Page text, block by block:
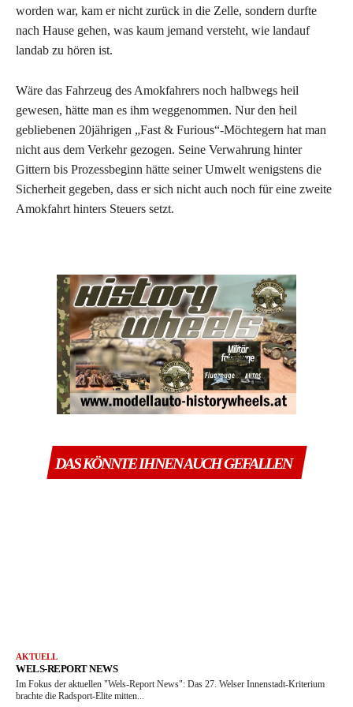
worden war, kam er nicht zurück in die Zelle, sondern durfte
nach Hause gehen, was kaum jemand versteht, wie landauf
landab zu hören ist.
Wäre das Fahrzeug des Amokfahrers noch halbwegs heil
gewesen, hätte man es ihm weggenommen. Nur den heil
gebliebenen 20jährigen „Fast & Furious“-Möchtegern hat man
nicht aus dem Verkehr gezogen. Seine Verwahrung hinter
Gittern bis Prozessbeginn hätte seiner Umwelt wenigstens die
Sicherheit gegeben, dass er sich nicht auch noch für eine zweite
Amokfahrt hinters Steuers setzt.
DAS KÖNNTE IHNEN AUCH GEFALLEN
AKTUELL
WELS-REPORT NEWS
Im Fokus der aktuellen "Wels-Report News": Das 27. Welser Innenstadt-Kriterium
brachte die Radsport-Elite mitten...